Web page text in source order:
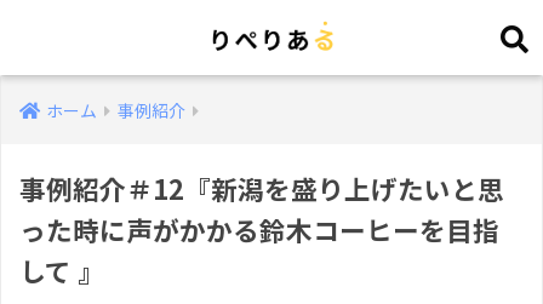
ホーム 事例紹介
事例紹介＃12『新潟を盛り上げたいと思
った時に声がかかる鈴木コーヒーを目指
して 』